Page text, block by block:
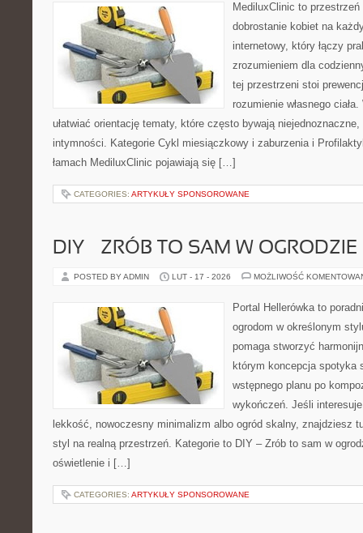
MediluxClinic to
dobrostanie kobiet na
internetowy, który łączy
zrozumieniem dla
tej przestrzeni stoi
rozumienie własnego
ułatwiać orientację tematy, które często bywają
intymności. Kategorie Cykl miesiączkowy i zaburzenia i
łamach MediluxClinic pojawiają się […]
CATEGORIES: ARTYKUŁY SPONSOROWANE
DIY – ZRÓB TO SAM W OGRODZIE
POSTED BY ADMIN LUT - 17 - 2026 MOŻLIWOŚĆ
Portal Hellerówka to
ogrodom w określonym
pomaga stworzyć
którym koncepcja spotyka
wstępnego planu po
wykończeń. Jeśli
lekkość, nowoczesny minimalizm albo ogród skalny, znajdziesz
styl na realną przestrzeń. Kategorie to DIY – Zrób to sam w
oświetlenie i […]
CATEGORIES: ARTYKUŁY SPONSOROWANE